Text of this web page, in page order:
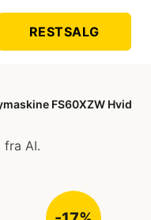
RESTSALG
FS60XZW Hvid
AI.